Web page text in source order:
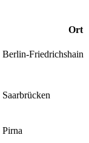
Ort
Berlin-Friedrichshain
Saarbrücken
Pirna